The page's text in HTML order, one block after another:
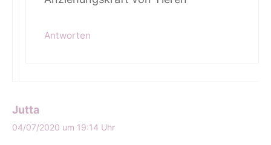
Antworten
Jutta
04/07/2020 um 19:14 Uhr